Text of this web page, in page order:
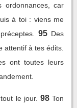
ordonnances, car
à toi : viens me
95 Des
attentif à tes édits.
ont toutes leurs
le jour. 98 Ton